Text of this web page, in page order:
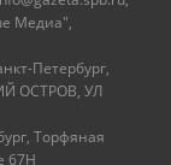
Медиа",
Петербург,
ОСТРОВ, УЛ
Торфяная
67Н